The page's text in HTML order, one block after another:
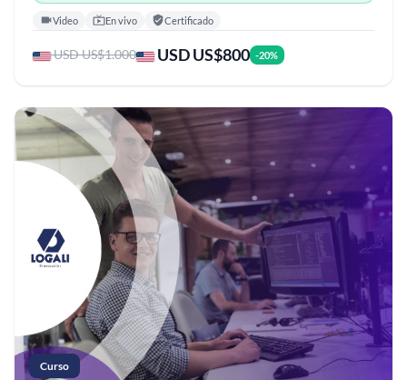
Video En vivo Certificado
USD US$1.000 USD US$800 -20%
Curso